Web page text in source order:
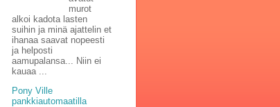
murot
alkoi kadota lasten
suihin ja minä ajattelin et
ihanaa saavat nopeesti
ja helposti
aamupalansa... Niin ei
kauaa ...
Pony Ville
pankkiautomaatilla